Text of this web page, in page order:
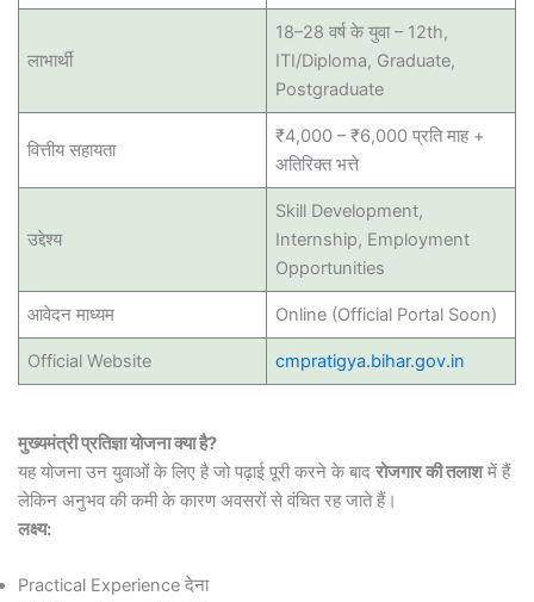
लाभार्थी
18–28 वर्ष के युवा – 12th,
ITI/Diploma, Graduate,
Postgraduate
वित्तीय सहायता
₹4,000 – ₹6,000 प्रति माह +
अतिरिक्त भत्ते
उद्देश्य
Skill Development,
Internship, Employment
Opportunities
आवेदन माध्यम Online (Official Portal Soon)
Official Website cmpratigya.bihar.gov.in
मुख्यमंत्री प्रतिज्ञा योजना क्या है?
यह योजना उन युवाओं के लिए है जो पढ़ाई पूरी करने के बाद रोजगार की तलाशमें हैं
लेकिन अनुभव की कमी के कारण अवसरों से वंचित रह जाते हैं।
लक्ष्य:
Practical Experience देना